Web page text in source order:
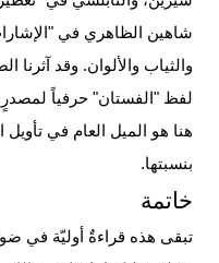
شاهين الظاهري في
والثياب والألوان. وقد آثرنا
لفظ "الفستان" حرفياً لمصدرٍ
هنا هو الميل العام في
بنسبتها.
خاتمة
تبقى هذه قراءةٌ أوليّة في ضوء